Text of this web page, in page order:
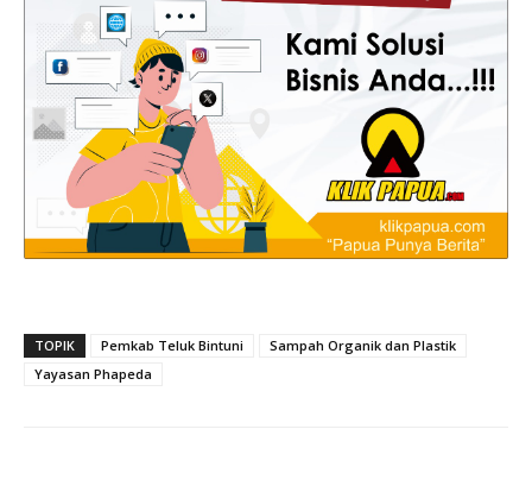
TOPIK Pemkab Teluk Bintuni
Sampah Organik dan Plastik
Yayasan Phapeda